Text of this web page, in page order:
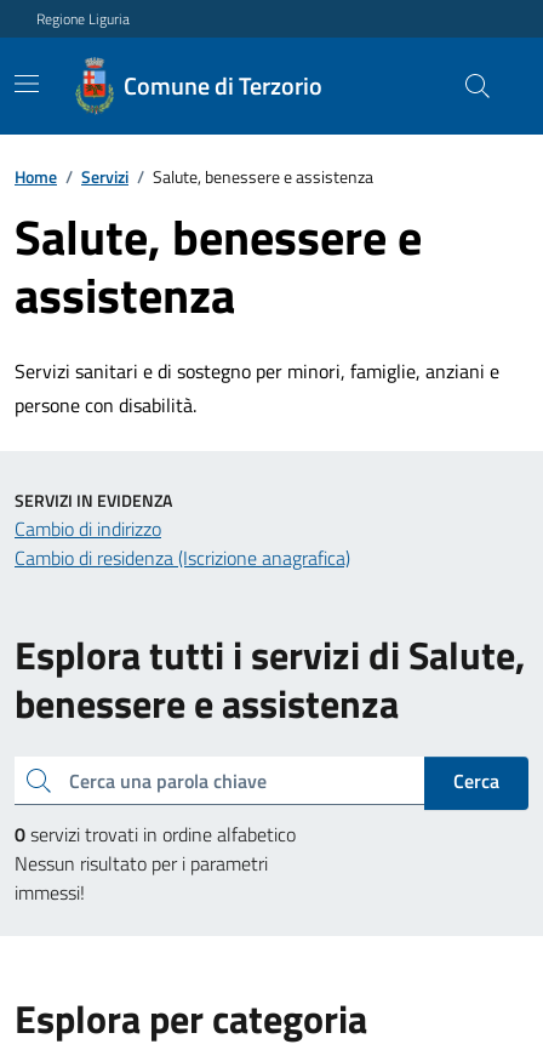
Regione Liguria
Comune di Terzorio
Home / Servizi / Salute, benessere e assistenza
Salute, benessere e
assistenza
Servizi sanitari e di sostegno per minori, famiglie, anziani e
persone con disabilità.
Esplora tutti i servizi di Salute,
benessere e assistenza
Cerca una parola chiave
Cerca
0servizi trovati in ordine alfabetico
Nessun risultato per i parametri
immessi!
SERVIZI IN EVIDENZA
Cambio di indirizzo
Cambio di residenza (Iscrizione anagrafica)
Esplora per categoria